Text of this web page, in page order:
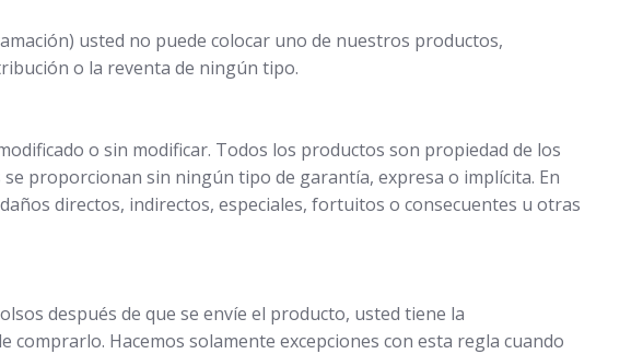
usted no puede colocar uno de nuestros productos,
o la reventa de ningún tipo.
o sin modificar. Todos los productos son propiedad de los
proporcionan sin ningún tipo de garantía, expresa o implícita. En
directos, indirectos, especiales, fortuitos o consecuentes u otras
después de que se envíe el producto, usted tiene la
Hacemos solamente excepciones con esta regla cuando